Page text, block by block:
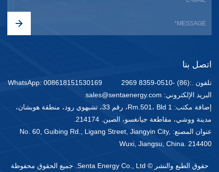
اتصل بنا
تلفون .:(86) -0510-8359 2969
WhatsApp: 008618151530169
البريد الإلكتروني: sales@sentaenergy.com
إضافة مكتب: Rm.501، Bld 1، رقم 33، تشيهوي رود، منطقة هويشان،
مدينة ووشي، مقاطعة جيانغسو، الصين. 214174.
عنوان المصنع: No. 60, Guibing Rd., Ligang Street, Jiangyin City,
Wuxi, Jiangsu, China. 214400
حقوق الطبع والنشر © Senta Energy Co., Ltd. جميع الحقوق محفوظة